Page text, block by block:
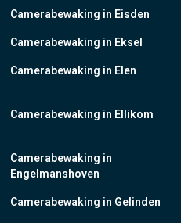
Camerabewaking in Eisden
Camerabewaking in Eksel
Camerabewaking in Elen
Camerabewaking in Ellikom
Camerabewaking in
Engelmanshoven
Camerabewaking in Gelinden